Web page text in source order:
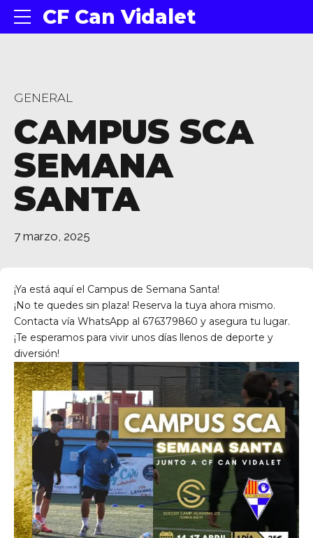
CF Can Vidalet
Ll 08950, Barcelona
GENERAL
CAMPUS SCA
SEMANA
SANTA
7 marzo, 2025
¡Ya está aquí el Campus de Semana Santa!
¡No te quedes sin plaza! Reserva la tuya ahora mismo.
Contacta vía WhatsApp al 676379860 y asegura tu lugar.
¡Te esperamos para vivir unos días llenos de deporte y
diversión!